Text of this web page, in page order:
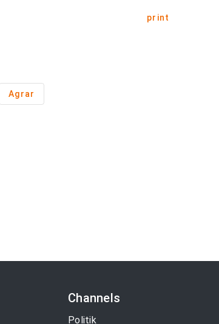
print
Agrar
Channels
Politik